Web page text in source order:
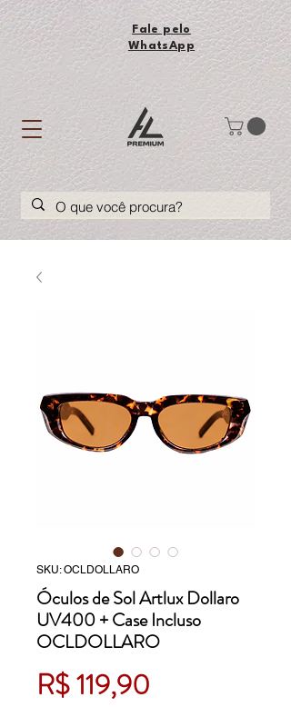
Fale pelo
WhatsApp
SKU: OCLDOLLARO
Óculos de Sol Artlux Dollaro
UV400 + Case Incluso
OCLDOLLARO
R$ 119,90